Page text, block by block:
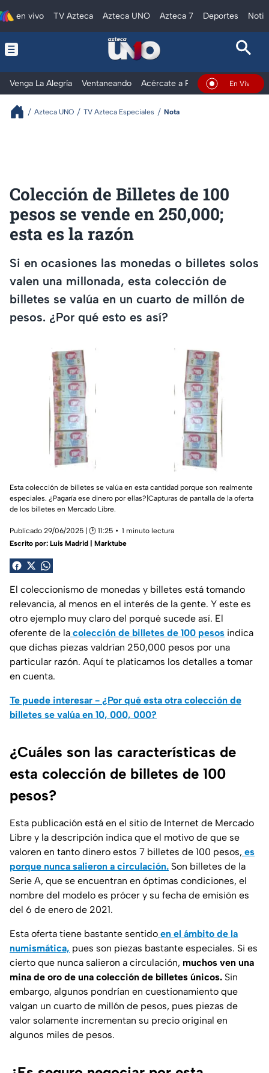
en vivo TV Azteca Azteca UNO Azteca 7 Deportes
Venga La Alegría Ventaneando Acércate a Rocío Al Extremo
En Vivo
Azteca UNO TV Azteca Especiales Nota
Colección de Billetes de 100
pesos se vende en 250,000;
esta es la razón
Si en ocasiones las monedas o billetes solos
valen una millonada, esta colección de
billetes se valúa en un cuarto de millón de
pesos. ¿Por qué esto es así?
Esta colección de billetes se valúa en esta cantidad porque son realmente
especiales. ¿Pagaría ese dinero por ellas?|Capturas de pantalla de la oferta
de los billetes en Mercado Libre.
Publicado 29/06/2025 | 🕑 11:25
1 minuto lectura
Escrito por: Luis Madrid | Marktube
El coleccionismo de monedas y billetes está tomando
relevancia, al menos en el interés de la gente. Y este es
otro ejemplo muy claro del porqué sucede así. El
oferente de la colección de billetes de 100 pesos indica
que dichas piezas valdrían 250,000 pesos por una
particular razón. Aquí te platicamos los detalles a tomar
en cuenta.
Te puede interesar - ¿Por qué esta otra colección de
billetes se valúa en 10, 000, 000?
¿Cuáles son las características de
esta colección de billetes de 100
pesos?
Esta publicación está en el sitio de Internet de Mercado
Libre y la descripción indica que el motivo de que se
valoren en tanto dinero estos 7 billetes de 100 pesos, es
porque nunca salieron a circulación. Son billetes de la
Serie A, que se encuentran en óptimas condiciones, el
nombre del modelo es prócer y su fecha de emisión es
del 6 de enero de 2021.
Esta oferta tiene bastante sentido en el ámbito de la
numismática, pues son piezas bastante especiales. Si es
cierto que nunca salieron a circulación, muchos ven una
mina de oro de una colección de billetes únicos. Sin
embargo, algunos pondrían en cuestionamiento que
valgan un cuarto de millón de pesos, pues piezas de
valor solamente incrementan su precio original en
algunos miles de pesos.